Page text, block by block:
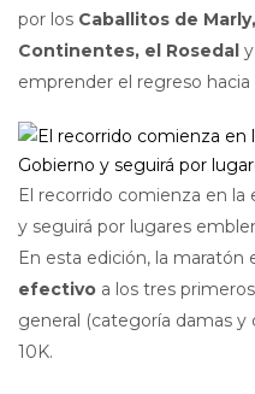
por los Caballitos de
Continentes, el Rosedal
emprender el regreso hacia
El recorrido comienza en la
y seguirá por lugares
En esta edición, la maratón
efectivo a los tres
general (categoría damas y
10K.